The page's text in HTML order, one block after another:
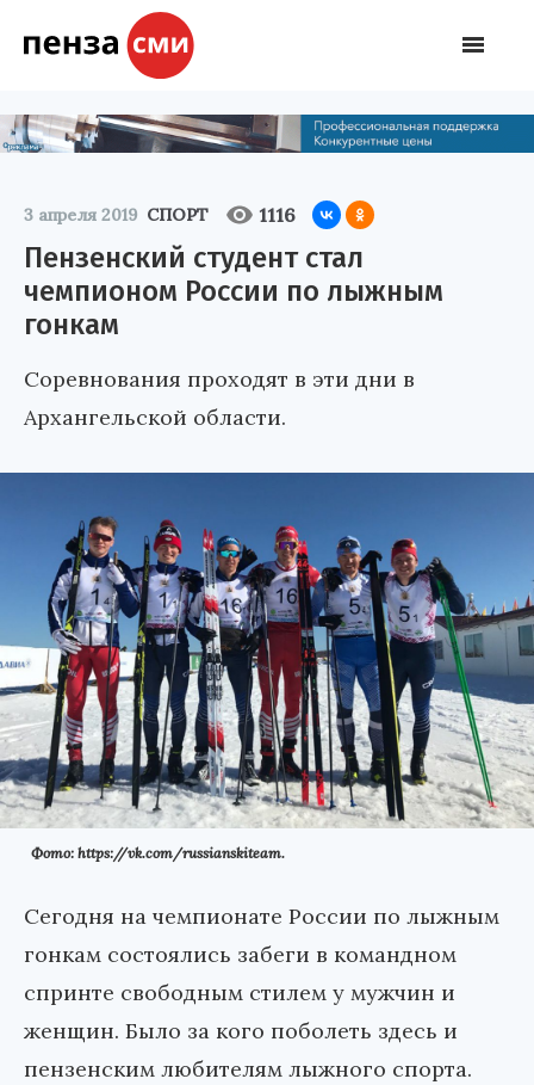
3 апреля 2019 СПОРТ 1116
Пензенский студент стал
чемпионом России по лыжным
гонкам
Соревнования проходят в эти дни в
Архангельской области.
Фото: https://vk.com/russianskiteam.
Сегодня на чемпионате России по лыжным
гонкам состоялись забеги в командном
спринте свободным стилем у мужчин и
женщин. Было за кого поболеть здесь и
пензенским любителям лыжного спорта.